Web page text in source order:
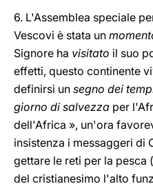
6. L'Assemblea speciale
Vescovi è stata un
Signore ha visitato il suo
effetti, questo continente
definirsi un segno dei
giorno di salvezza per
dell'Africa », un'ora
insistenza i messaggeri di
gettare le reti per la pesca
del cristianesimo l'alto